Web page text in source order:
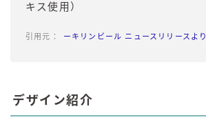
キス使用）
ーキリンビール ニュースリリースより
デザイン紹介